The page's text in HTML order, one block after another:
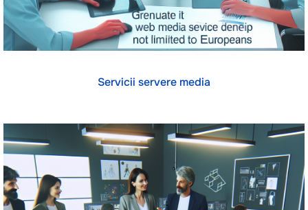
Servicii servere media